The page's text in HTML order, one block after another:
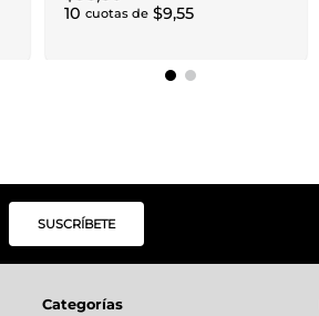
10 cuotas de $9,55
SUSCRÍBETE
Categorías